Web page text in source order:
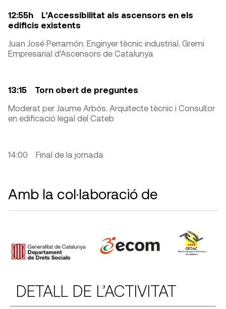
12:55h L’Accessibilitat als ascensors en els
edificis existents
Juan José Perramón. Enginyer tècnic industrial. Gremi
Empresarial d’Ascensors de Catalunya
13:15 Torn obert de preguntes
Moderat per Jaume Arbós. Arquitecte tècnic i Consultor
en edificació legal del Cateb
14:00 Final de la jornada
Amb la col·laboració de
DETALL DE L’ACTIVITAT